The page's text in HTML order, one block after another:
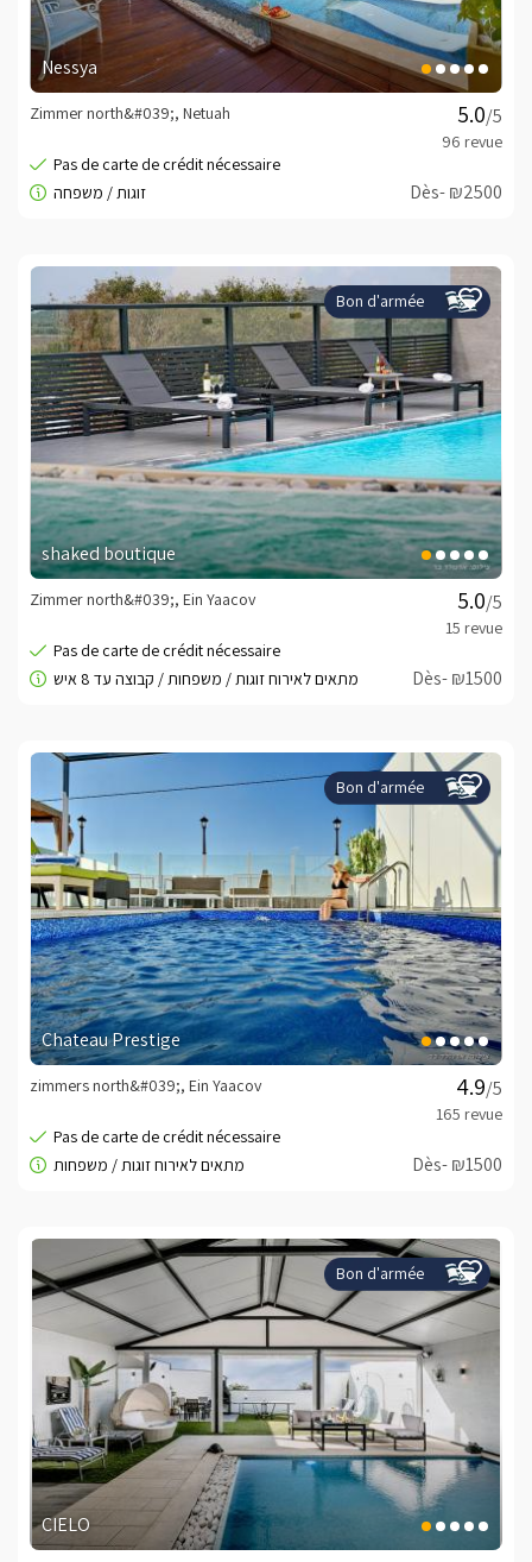
Nessya
/5
Zimmer north&#039;, Netuah
Dès- ₪2500
Bon d'armée
shaked boutique
/5
Zimmer north&#039;, Ein Yaacov
Dès- ₪1500
Bon d'armée
Chateau Prestige
/5
zimmers north&#039;, Ein Yaacov
Dès- ₪1500
Bon d'armée
CIELO